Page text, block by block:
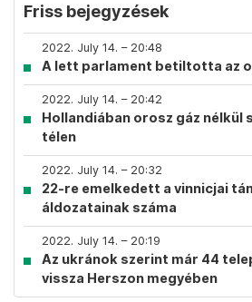
Friss bejegyzések
2022. July 14. – 20:48
A lett parlament betiltotta az
2022. July 14. – 20:42
Hollandiában orosz gáz nélkül
télen
2022. July 14. – 20:32
22-re emelkedett a vinnicjai
áldozatainak száma
2022. July 14. – 20:19
Az ukránok szerint már 44
vissza Herszon megyében